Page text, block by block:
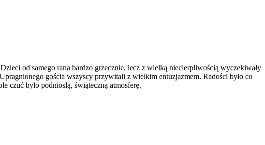
od samego rana bardzo grzecznie, lecz z wielką niecierpliwością wyczekiwały
gościa wszyscy przywitali z wielkim entuzjazmem. Radości było co
czuć było podniosłą, świąteczną atmosferę.